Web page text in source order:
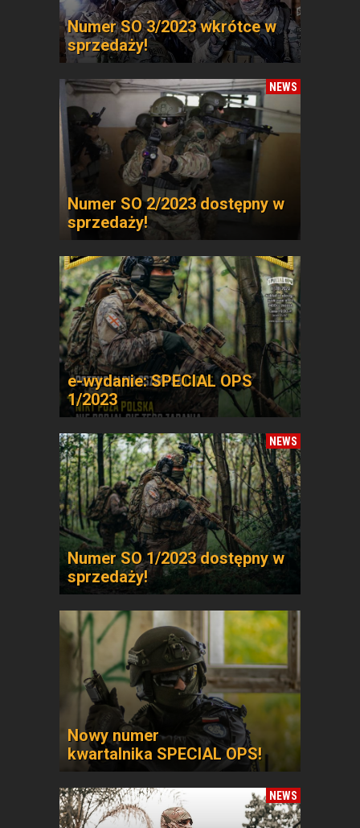
Numer SO 3/2023 wkrótce w
sprzedaży!
NEWS
Numer SO 2/2023 dostępny w
sprzedaży!
e-wydanie: SPECIAL OPS
1/2023
NEWS
Numer SO 1/2023 dostępny w
sprzedaży!
Nowy numer
kwartalnika SPECIAL OPS!
NEWS